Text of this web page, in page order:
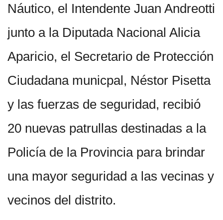
Náutico, el Intendente Juan Andreotti
junto a la Diputada Nacional Alicia
Aparicio, el Secretario de Protección
Ciudadana municpal, Néstor Pisetta
y las fuerzas de seguridad, recibió
20 nuevas patrullas destinadas a la
Policía de la Provincia para brindar
una mayor seguridad a las vecinas y
vecinos del distrito.